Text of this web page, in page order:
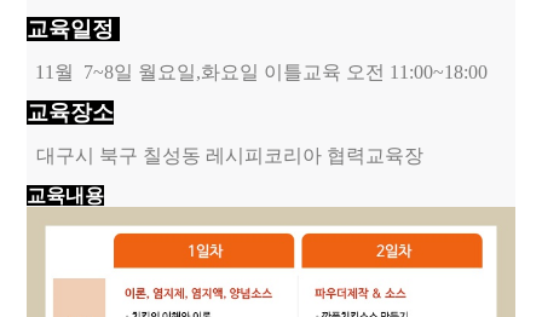
교육일정
11월 7~8일 월요일,화요일 이틀교육 오전 11:00~18:00
교육장소
대구시 북구 칠성동 레시피코리아 협력교육장
교육내용